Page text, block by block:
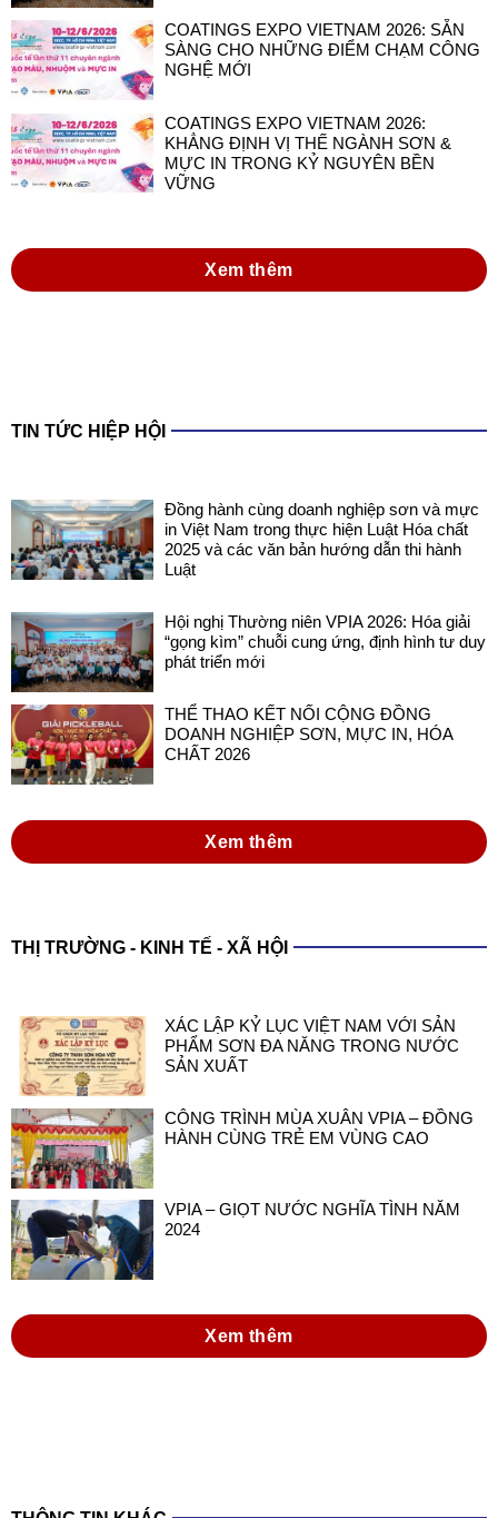
COATINGS EXPO VIETNAM 2026: SẴN
SÀNG CHO NHỮNG ĐIỂM CHẠM CÔNG
NGHỆ MỚI
COATINGS EXPO VIETNAM 2026:
KHẲNG ĐỊNH VỊ THẾ NGÀNH SƠN &
MỰC IN TRONG KỶ NGUYÊN BỀN
VỮNG
Xem thêm
TIN TỨC HIỆP HỘI
Đồng hành cùng doanh nghiệp sơn và mực
in Việt Nam trong thực hiện Luật Hóa chất
2025 và các văn bản hướng dẫn thi hành
Luật
Hội nghị Thường niên VPIA 2026: Hóa giải
“gọng kìm” chuỗi cung ứng, định hình tư duy
phát triển mới
THỂ THAO KẾT NỐI CỘNG ĐỒNG
DOANH NGHIỆP SƠN, MỰC IN, HÓA
CHẤT 2026
Xem thêm
THỊ TRƯỜNG - KINH TẾ - XÃ HỘI
XÁC LẬP KỶ LỤC VIỆT NAM VỚI SẢN
PHẨM SƠN ĐA NĂNG TRONG NƯỚC
SẢN XUẤT
CÔNG TRÌNH MÙA XUÂN VPIA – ĐỒNG
HÀNH CÙNG TRẺ EM VÙNG CAO
VPIA – GIỌT NƯỚC NGHĨA TÌNH NĂM
2024
Xem thêm